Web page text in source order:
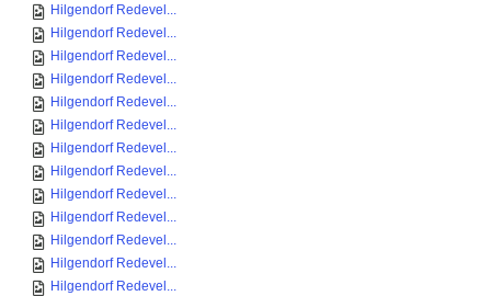
Hilgendorf Redevel...
Hilgendorf Redevel...
Hilgendorf Redevel...
Hilgendorf Redevel...
Hilgendorf Redevel...
Hilgendorf Redevel...
Hilgendorf Redevel...
Hilgendorf Redevel...
Hilgendorf Redevel...
Hilgendorf Redevel...
Hilgendorf Redevel...
Hilgendorf Redevel...
Hilgendorf Redevel...